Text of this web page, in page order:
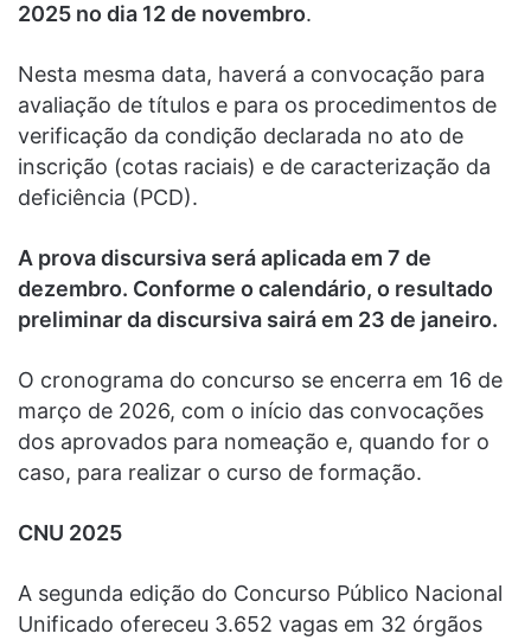
2025 no dia 12 de novembro.
Nesta mesma data, haverá a convocação para
avaliação de títulos e para os procedimentos de
verificação da condição declarada no ato de
inscrição (cotas raciais) e de caracterização da
deficiência (PCD).
A prova discursiva será aplicada em 7 de
dezembro. Conforme o calendário, o resultado
preliminar da discursiva sairá em 23 de janeiro.
O cronograma do concurso se encerra em 16 de
março de 2026, com o início das convocações
dos aprovados para nomeação e, quando for o
caso, para realizar o curso de formação.
CNU 2025
A segunda edição do Concurso Público Nacional
Unificado ofereceu 3.652 vagas em 32 órgãos